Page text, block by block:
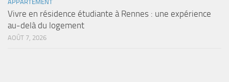
APPARTEMENT
Vivre en résidence étudiante à Rennes : une expérience
au-delà du logement
AOÛT 7, 2026